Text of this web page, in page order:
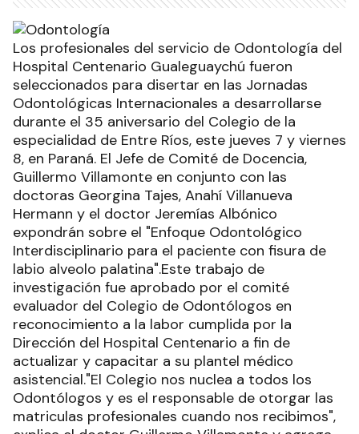
Los profesionales del servicio de Odontología del
Hospital Centenario Gualeguaychú fueron
seleccionados para disertar en las Jornadas
Odontológicas Internacionales a desarrollarse
durante el 35 aniversario del Colegio de la
especialidad de Entre Ríos, este jueves 7 y viernes
8, en Paraná. El Jefe de Comité de Docencia,
Guillermo Villamonte en conjunto con las
doctoras Georgina Tajes, Anahí Villanueva
Hermann y el doctor Jeremías Albónico
expondrán sobre el "Enfoque Odontológico
Interdisciplinario para el paciente con fisura de
labio alveolo palatina".Este trabajo de
investigación fue aprobado por el comité
evaluador del Colegio de Odontólogos en
reconocimiento a la labor cumplida por la
Dirección del Hospital Centenario a fin de
actualizar y capacitar a su plantel médico
asistencial."El Colegio nos nuclea a todos los
Odontólogos y es el responsable de otorgar las
matriculas profesionales cuando nos recibimos",